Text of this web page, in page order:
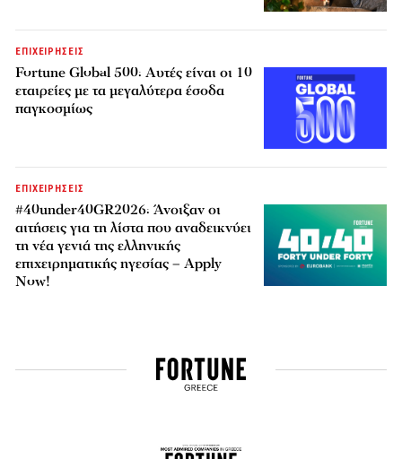
ΕΠΙΧΕΙΡΗΣΕΙΣ
Fortune Global 500: Αυτές είναι οι 10
εταιρείες με τα μεγαλύτερα έσοδα
παγκοσμίως
ΕΠΙΧΕΙΡΗΣΕΙΣ
#40under40GR2026: Άνοιξαν οι
αιτήσεις για τη λίστα που αναδεικνύει
τη νέα γενιά της ελληνικής
επιχειρηματικής ηγεσίας – Apply
Now!